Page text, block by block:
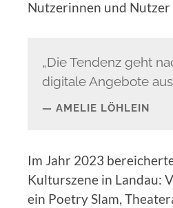
Nutzerinnen und Nutzer
„Die Tendenz geht
digitale Angebote
AMELIE LÖHLEIN
Im Jahr 2023
Kulturszene in Landau:
ein Poetry Slam,